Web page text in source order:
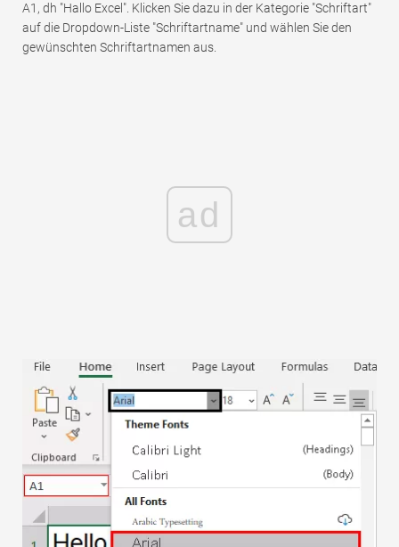
A1, dh "Hallo Excel". Klicken Sie dazu in der Kategorie "Schriftart"
auf die Dropdown-Liste "Schriftartname" und wählen Sie den
gewünschten Schriftartnamen aus.
ad